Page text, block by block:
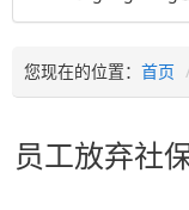
您现在的位置： 首页
员工放弃社